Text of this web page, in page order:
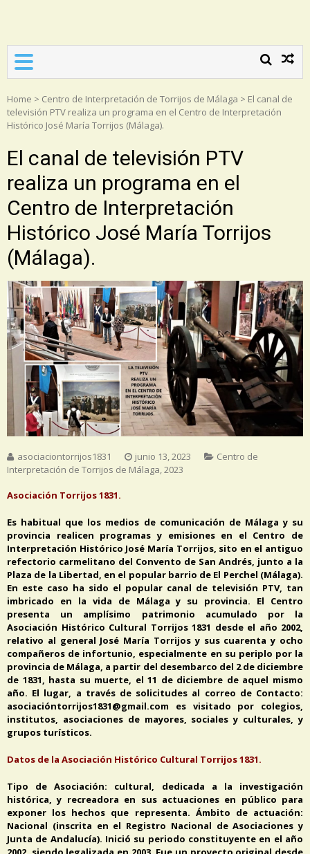
Home > Centro de Interpretación de Torrijos de Málaga > El canal de
televisión PTV realiza un programa en el Centro de Interpretación
Histórico José María Torrijos (Málaga).
El canal de televisión PTV
realiza un programa en el
Centro de Interpretación
Histórico José María Torrijos
(Málaga).
asociaciontorrijos1831 junio 13, 2023
Centro de
Interpretación de Torrijos de Málaga,2023
Asociación Torrijos 1831.
Es habitual que los medios de comunicación de Málaga y su
provincia realicen programas y emisiones en el Centro de
Interpretación Histórico José María Torrijos, sito en el antiguo
refectorio carmelitano del Convento de San Andrés, junto a la
Plaza de la Libertad, en el popular barrio de El Perchel (Málaga).
En este caso ha sido el popular canal de televisión PTV, tan
imbricado en la vida de Málaga y su provincia. El Centro
presenta un amplísimo patrimonio acumulado por la
Asociación Histórico Cultural Torrijos 1831 desde el año 2002,
relativo al general José María Torrijos y sus cuarenta y ocho
compañeros de infortunio, especialmente en su periplo por la
provincia de Málaga, a partir del desembarco del 2 de diciembre
de 1831, hasta su muerte, el 11 de diciembre de aquel mismo
año. El lugar, a través de solicitudes al correo de Contacto:
asociacióntorrijos1831@gmail.com es visitado por colegios,
institutos, asociaciones de mayores, sociales y culturales, y
grupos turísticos.
Datos de la Asociación Histórico Cultural Torrijos 1831.
Tipo de Asociación: cultural, dedicada a la investigación
histórica, y recreadora en sus actuaciones en público para
exponer los hechos que representa. Ámbito de actuación:
Nacional (inscrita en el Registro Nacional de Asociaciones y
Junta de Andalucía). Inició su periodo constituyente en el año